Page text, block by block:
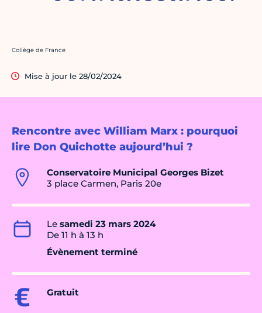
Rencontre avec William Marx : pourquoi
lire Don Quichotte aujourd’hui ?
Conservatoire Municipal Georges Bizet
3 place Carmen, Paris 20e
Le samedi 23 mars 2024
De 11 h à 13 h
Évènement terminé
Gratuit
Crédit photo :
Collège de France
Mise à jour le 28/02/2024